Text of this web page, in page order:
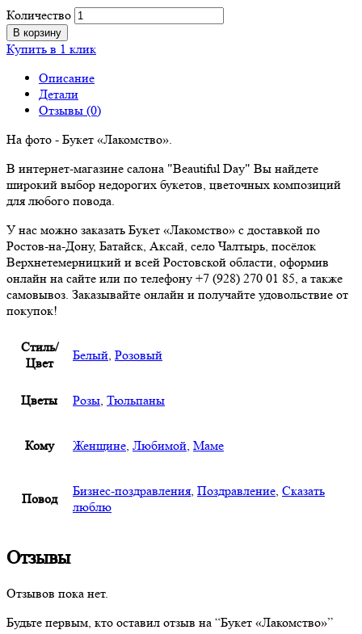
Количество
В корзину
Купить в 1 клик
Описание
Детали
Отзывы (0)
На фото - Букет «Лакомство».
В интернет-магазине салона "Beautiful Day" Вы найдете
широкий выбор недорогих букетов, цветочных композиций
для любого повода.
У нас можно заказать Букет «Лакомство» с доставкой по
Ростов-на-Дону, Батайск, Аксай, село Чалтырь, посёлок
Верхнетемерницкий и всей Ростовской области, оформив
онлайн на сайте или по телефону +7 (928) 270 01 85, а также
самовывоз. Заказывайте онлайн и получайте удовольствие от
покупок!
Стиль/
Цвет
Белый, Розовый
Цветы Розы, Тюльпаны
Кому Женщине, Любимой, Маме
Повод
Бизнес-поздравления, Поздравление, Сказать
люблю
Отзывы
Отзывов пока нет.
Будьте первым, кто оставил отзыв на “Букет «Лакомство»”